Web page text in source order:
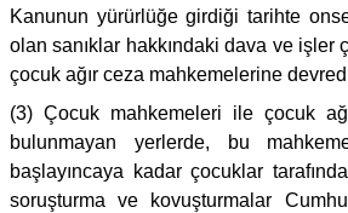
Kanunun yürürlüğe girdiği tarihte
olan sanıklar hakkındaki dava ve işler
çocuk ağır ceza mahkemelerine
(3) Çocuk mahkemeleri ile çocuk
bulunmayan yerlerde, bu
başlayıncaya kadar çocuklar
soruşturma ve kovuşturmalar